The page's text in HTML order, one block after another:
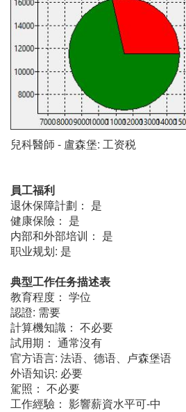
兒科醫師 - 盧森堡: 工资税
員工福利
退休保障計劃： 是
健康保險： 是
内部和外部培训： 是
职业规划: 是
典型工作任务描述表
教育程度： 学位
認證: 需要
計算機知識： 不必要
試用期： 通常沒有
官方语言: 法语、德语、卢森堡语
外语知识: 必要
駕照： 不必要
工作經驗： 影響薪資水平可-中